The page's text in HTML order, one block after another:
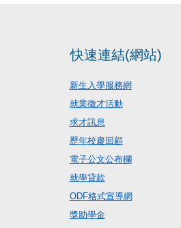
快速連結(網站)
新生入學服務網
就業徵才活動
求才訊息
歷年校慶回顧
電子公文公布欄
就學貸款
ODF格式宣導網
獎助學金